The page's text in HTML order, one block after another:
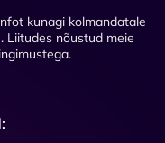
kunagi kolmandatale
Liitudes nõustud meie